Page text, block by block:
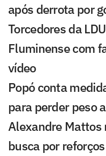
após derrota por
Torcedores da
Fluminense com
vídeo
Popó conta
para perder peso
Alexandre Mattos
busca por